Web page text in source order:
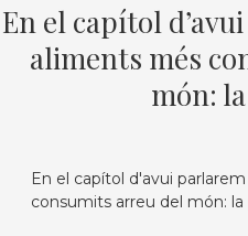
En el capítol
aliments més
món:
En el capítol d'avui
consumits arreu del món: la